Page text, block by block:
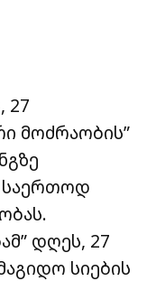
27
მოძრაობის”
საერთოდ
დღეს, 27
სიების